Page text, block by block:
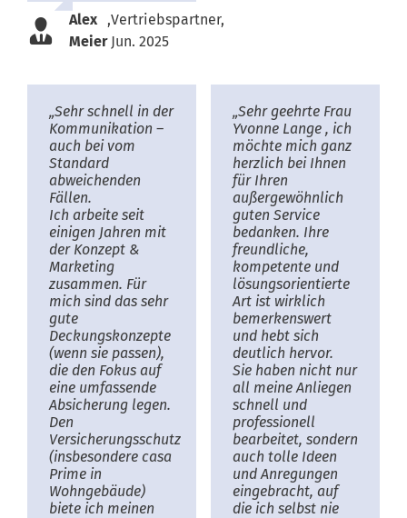
Alex
Meier
,Vertriebspartner,
Jun. 2025
„Sehr schnell in der
Kommunikation –
auch bei vom
Standard
abweichenden
Fällen.
Ich arbeite seit
einigen Jahren mit
der Konzept &
Marketing
zusammen. Für
mich sind das sehr
gute
Deckungskonzepte
(wenn sie passen),
die den Fokus auf
eine umfassende
Absicherung legen.
Den
Versicherungsschutz
(insbesondere casa
Prime in
Wohngebäude)
biete ich meinen
„Sehr geehrte Frau
Yvonne Lange , ich
möchte mich ganz
herzlich bei Ihnen
für Ihren
außergewöhnlich
guten Service
bedanken. Ihre
freundliche,
kompetente und
lösungsorientierte
Art ist wirklich
bemerkenswert
und hebt sich
deutlich hervor.
Sie haben nicht nur
all meine Anliegen
schnell und
professionell
bearbeitet, sondern
auch tolle Ideen
und Anregungen
eingebracht, auf
die ich selbst nie